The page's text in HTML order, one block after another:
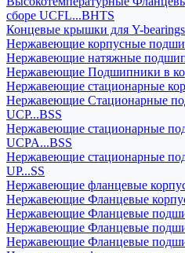
сборе UCFL...BHTS
Концевые крышки для Y-
Нержавеющие корпусные
Нержавеющие натяжные
Нержавеющие Подшипники в
Нержавеющие стационарные
Нержавеющие Стационарные
UCP...BSS
Нержавеющие стационарные
UCPA...BSS
Нержавеющие стационарные
UP...SS
Нержавеющие фланцевые
Нержавеющие Фланцевые
Нержавеющие Фланцевые
Нержавеющие Фланцевые
Нержавеющие Фланцевые